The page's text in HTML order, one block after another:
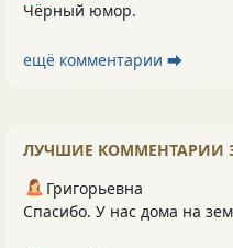
Чёрный юмор.
ещё комментарии ⮕
ЛУЧШИЕ КОММЕНТАРИИ
Григорьевна
Спасибо. У нас дома на